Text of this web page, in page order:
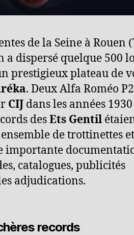
de la Seine à Rouen
a dispersé quelque 500
prestigieux plateau de
. Deux Alfa Roméo P2
CIJdans les années
desEts Gentil
de trottinettes
importante
catalogues, publicités
adjudications.
records